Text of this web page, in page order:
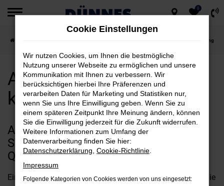
Zum
springen
0
Alfa Romeo Neuwagen kaufen für Straubing
Alfa Romeo Neuwagen
kaufen für Straubing
ALFA ROMEO NEUWAGEN FÜR
STRAUBING – EXZELLENZ IN
QUALITÄT UND AUSSTATTUNG
Ein Alfa Romeo Neuwagen für Straubing ist ganz sicher die
Cookie Einstellungen
Wir nutzen Cookies, um Ihnen die bestmögliche
Nutzung unserer Webseite zu ermöglichen und unsere
Kommunikation mit Ihnen zu verbessern. Wir
berücksichtigen hierbei Ihre Präferenzen und
verarbeiten Daten für Marketing und Statistiken nur,
wenn Sie uns Ihre Einwilligung geben. Wenn Sie zu
einem späteren Zeitpunkt Ihre Meinung ändern, können
Sie die Einwilligung jederzeit für die Zukunft widerrufen.
Weitere Informationen zum Umfang der
Datenverarbeitung finden Sie hier:
Datenschutzerklärung Cookie-Richtlinie
Impressum
Folgende Kategorien von Cookies werden von uns eingesetzt: